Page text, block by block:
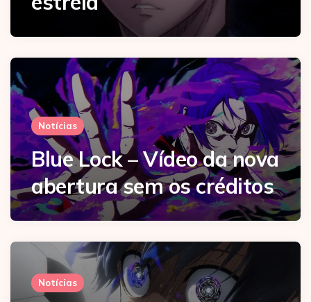
Notícias
Blue Lock – Vídeo da nova
abertura sem os créditos
Notícias